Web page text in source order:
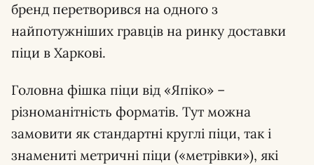
бренд перетворився на одного з
найпотужніших гравців на ринку доставки
піци в Харкові.
Головна фішка піци від «Япіко» –
різноманітність форматів. Тут можна
замовити як стандартні круглі піци, так і
знамениті метричні піци («метрівки»), які